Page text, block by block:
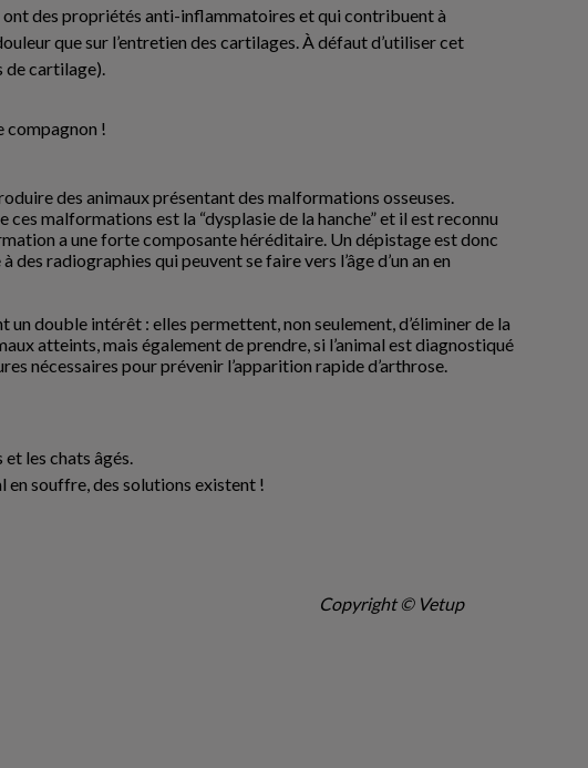
des propriétés anti-inflammatoires et qui contribuent à
que sur l’entretien des cartilages. À défaut d’utiliser cet
de cartilage).
compagnon !
des animaux présentant des malformations osseuses.
ces malformations est la “dysplasie de la hanche” et il est reconnu
a une forte composante héréditaire. Un dépistage est donc
des radiographies qui peuvent se faire vers l’âge d’un an en
un double intérêt : elles permettent, non seulement, d’éliminer de la
atteints, mais également de prendre, si l’animal est diagnostiqué
nécessaires pour prévenir l’apparition rapide d’arthrose.
et les chats âgés.
en souffre, des solutions existent !
Copyright © Vetup